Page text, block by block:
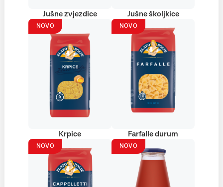
Jušne zvjezdice Jušne školjkice
NOVO
Krpice
NOVO
Farfalle durum
NOVO NOVO